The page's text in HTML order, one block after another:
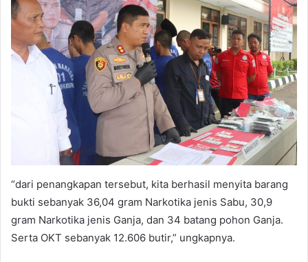
“dari penangkapan tersebut, kita berhasil menyita barang
bukti sebanyak 36,04 gram Narkotika jenis Sabu, 30,9
gram Narkotika jenis Ganja, dan 34 batang pohon Ganja.
Serta OKT sebanyak 12.606 butir,” ungkapnya.